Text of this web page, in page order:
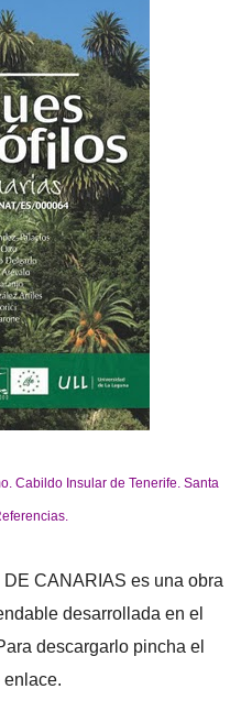
Cabildo Insular de Tenerife. Santa
CANARIAS es una obra
desarrollada en el
descargarlo pincha el